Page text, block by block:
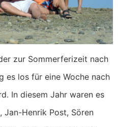
zur Sommerferizeit nach
es los für eine Woche nach
In diesem Jahr waren es
Jan-Henrik Post, Sören